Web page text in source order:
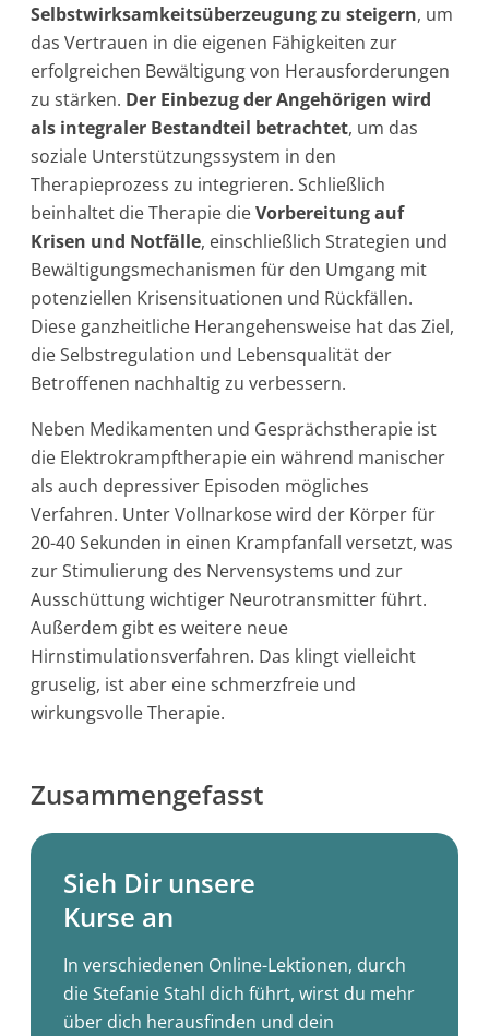
Selbstwirksamkeitsüberzeugung zu steigern, um
das Vertrauen in die eigenen Fähigkeiten zur
erfolgreichen Bewältigung von Herausforderungen
zu stärken. Der Einbezug der Angehörigen wird
als integraler Bestandteil betrachtet, um das
soziale Unterstützungssystem in den
Therapieprozess zu integrieren. Schließlich
beinhaltet die Therapie dieVorbereitung auf
Krisen und Notfälle, einschließlich Strategien und
Bewältigungsmechanismen für den Umgang mit
potenziellen Krisensituationen und Rückfällen.
Diese ganzheitliche Herangehensweise hat das Ziel,
die Selbstregulation und Lebensqualität der
Betroffenen nachhaltig zu verbessern.
Neben Medikamenten und Gesprächstherapie ist
die Elektrokrampftherapie ein während manischer
als auch depressiver Episoden mögliches
Verfahren. Unter Vollnarkose wird der Körper für
20-40 Sekunden in einen Krampfanfall versetzt, was
zur Stimulierung des Nervensystems und zur
Ausschüttung wichtiger Neurotransmitter führt.
Außerdem gibt es weitere neue
Hirnstimulationsverfahren. Das klingt vielleicht
gruselig, ist aber eine schmerzfreie und
wirkungsvolle Therapie.
Zusammengefasst
Sieh Dir unsere
Kurse an
In verschiedenen Online-Lektionen, durch
die Stefanie Stahl dich führt, wirst du mehr
über dich herausfinden und dein